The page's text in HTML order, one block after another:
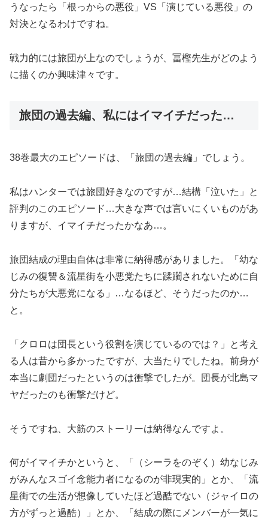
うなったら「根っからの悪役」VS「演じている悪役」の
対決となるわけですね。
戦力的には旅団が上なのでしょうが、冨樫先生がどのよう
に描くのか興味津々です。
旅団の過去編、私にはイマイチだった…
38巻最大のエピソードは、「旅団の過去編」でしょう。
私はハンターでは旅団好きなのですが…結構「泣いた」と
評判のこのエピソード…大きな声では言いにくいものがあ
りますが、イマイチだったかなあ…。
旅団結成の理由自体は非常に納得感がありました。「幼な
じみの復讐＆流星街を小悪党たちに蹂躙されないために自
分たちが大悪党になる」…なるほど、そうだったのか…
と。
「クロロは団長という役割を演じているのでは？」と考え
る人は昔から多かったですが、大当たりでしたね。前身が
本当に劇団だったというのは衝撃でしたが。団長が北島マ
ヤだったのも衝撃だけど。
そうですね、大筋のストーリーは納得なんですよ。
何がイマイチかというと、「（シーラをのぞく）幼なじみ
がみんなスゴイ念能力者になるのが非現実的」とか、「流
星街での生活が想像していたほど過酷でない（ジャイロの
方がずっと過酷）」とか、「結成の際にメンバーが一気に